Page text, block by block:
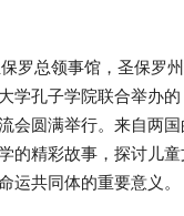
罗总领事馆，圣保罗
学孔子学院联合举办的
会圆满举行。来自两
的精彩故事，探讨儿
运共同体的重要意义。